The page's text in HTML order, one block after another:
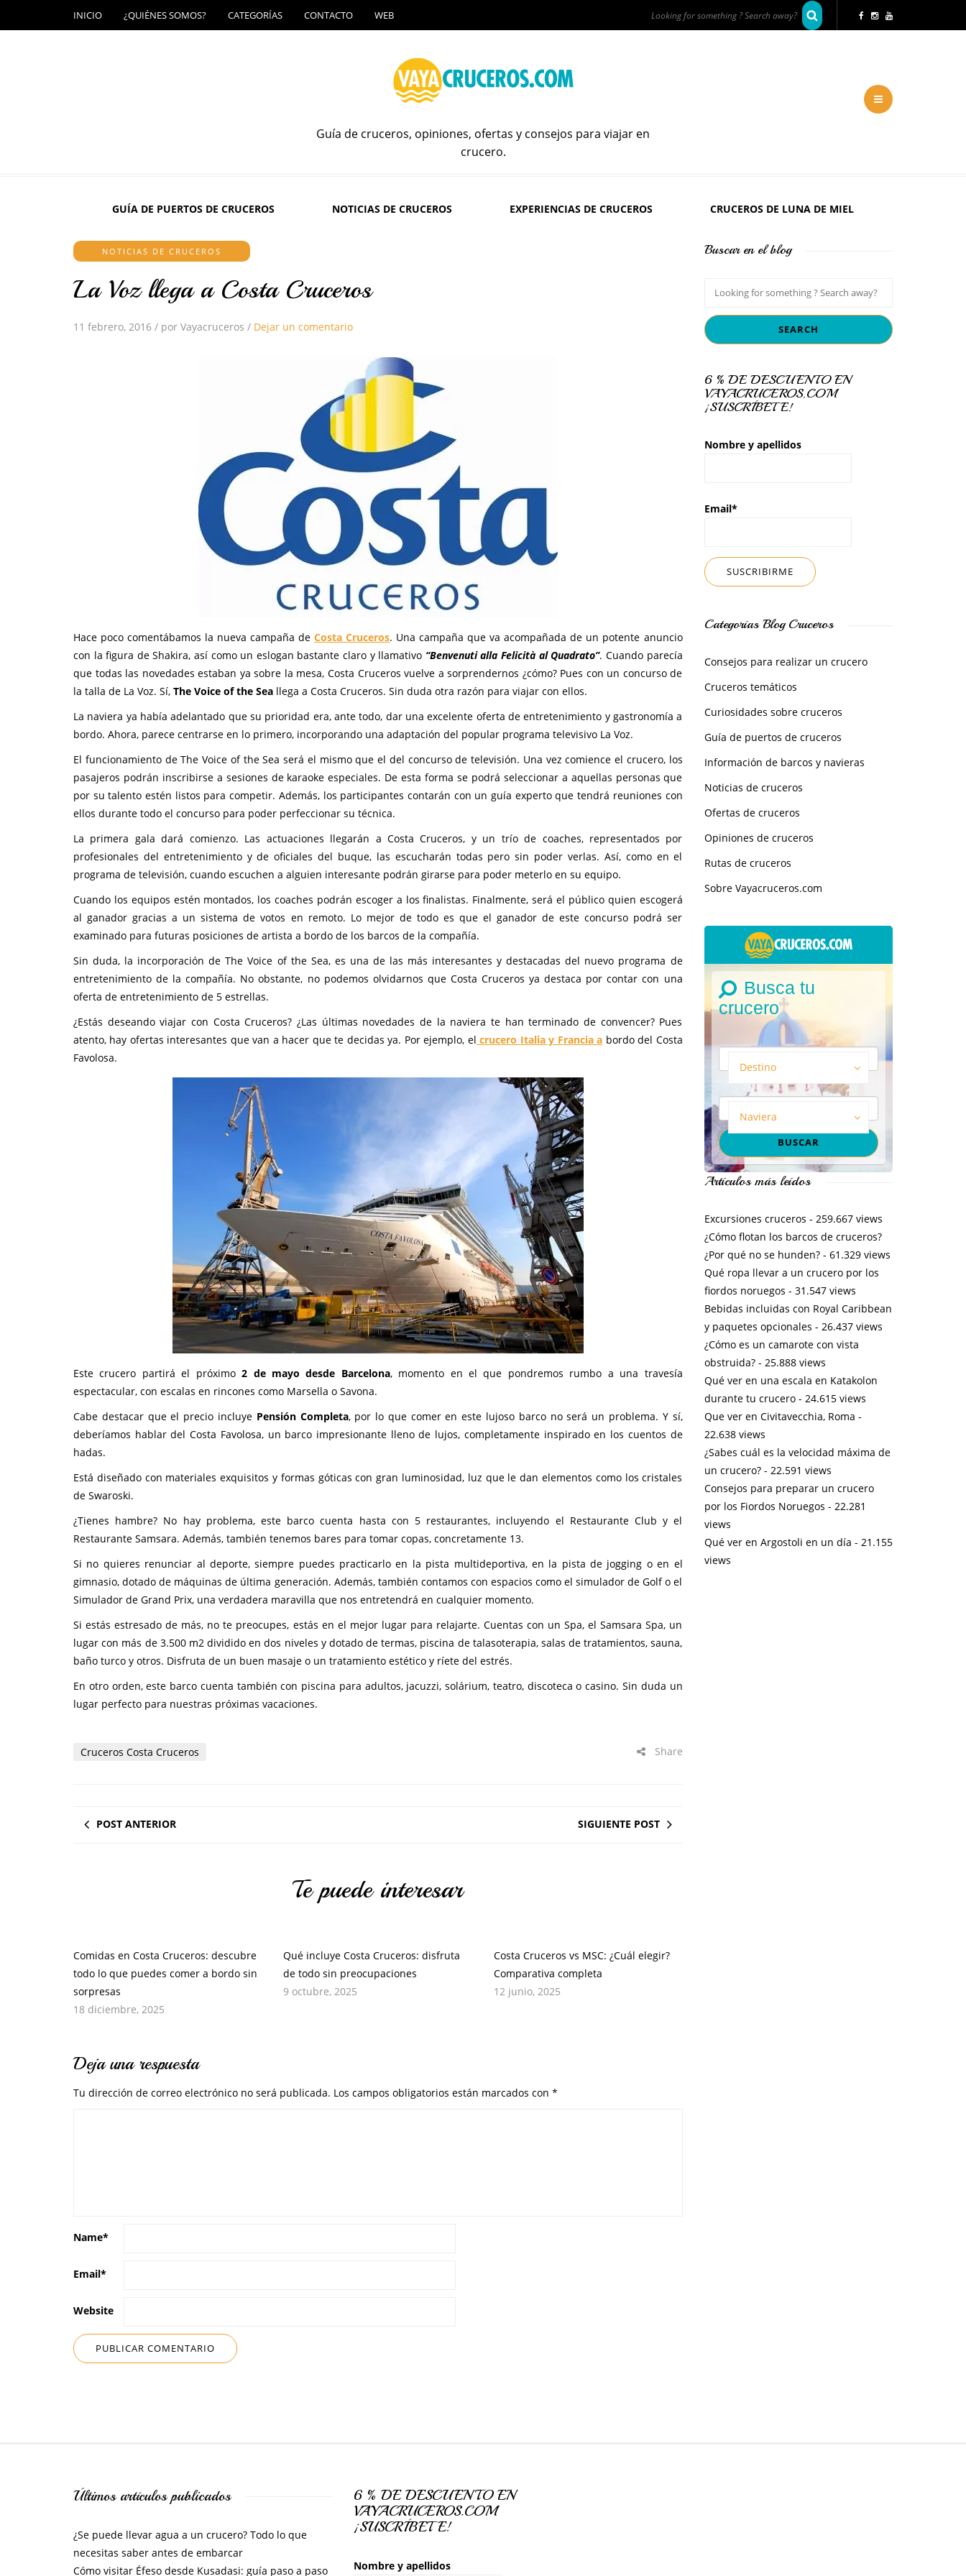
INICIO ¿QUIÉNES SOMOS? CATEGORÍAS CONTACTO WEB
Guía de cruceros, opiniones, ofertas y consejos para viajar en
crucero.
GUÍA DE PUERTOS DE CRUCEROS NOTICIAS DE CRUCEROS EXPERIENCIAS DE CRUCEROS CRUCEROS DE LUNA DE MIEL
NOTICIAS DE CRUCEROS
La Voz llega a Costa Cruceros
11 febrero, 2016 / por Vayacruceros / Dejar un comentario
Hace poco comentábamos la nueva campaña deCosta Cruceros. Una campaña que va acompañada de un potente anuncio
con la figura de Shakira, así como un eslogan bastante claro y llamativo “Benvenuti alla Felicità al Quadrato”. Cuando parecía
que todas las novedades estaban ya sobre la mesa, Costa Cruceros vuelve a sorprendernos ¿cómo? Pues con un concurso de
la talla de La Voz. Sí, The Voice of the Sea llega a Costa Cruceros. Sin duda otra razón para viajar con ellos.
La naviera ya había adelantado que su prioridad era, ante todo, dar una excelente oferta de entretenimiento y gastronomía a
bordo. Ahora, parece centrarse en lo primero, incorporando una adaptación del popular programa televisivo La Voz.
El funcionamiento de The Voice of the Sea será el mismo que el del concurso de televisión. Una vez comience el crucero, los
pasajeros podrán inscribirse a sesiones de karaoke especiales. De esta forma se podrá seleccionar a aquellas personas que
por su talento estén listos para competir. Además, los participantes contarán con un guía experto que tendrá reuniones con
ellos durante todo el concurso para poder perfeccionar su técnica.
La primera gala dará comienzo. Las actuaciones llegarán a Costa Cruceros, y un trío de coaches, representados por
profesionales del entretenimiento y de oficiales del buque, las escucharán todas pero sin poder verlas. Así, como en el
programa de televisión, cuando escuchen a alguien interesante podrán girarse para poder meterlo en su equipo.
Cuando los equipos estén montados, los coaches podrán escoger a los finalistas. Finalmente, será el público quien escogerá
al ganador gracias a un sistema de votos en remoto. Lo mejor de todo es que el ganador de este concurso podrá ser
examinado para futuras posiciones de artista a bordo de los barcos de la compañía.
Sin duda, la incorporación de The Voice of the Sea, es una de las más interesantes y destacadas del nuevo programa de
entretenimiento de la compañía. No obstante, no podemos olvidarnos que Costa Cruceros ya destaca por contar con una
oferta de entretenimiento de 5 estrellas.
¿Estás deseando viajar con Costa Cruceros? ¿Las últimas novedades de la naviera te han terminado de convencer? Pues
atento, hay ofertas interesantes que van a hacer que te decidas ya. Por ejemplo, el crucero Italia y Francia a bordo del Costa
Favolosa.
Este crucero partirá el próximo2 de mayo desde Barcelona, momento en el que pondremos rumbo a una travesía
espectacular, con escalas en rincones como Marsella o Savona.
Cabe destacar que el precio incluye Pensión Completa, por lo que comer en este lujoso barco no será un problema. Y sí,
deberíamos hablar del Costa Favolosa, un barco impresionante lleno de lujos, completamente inspirado en los cuentos de
hadas.
Está diseñado con materiales exquisitos y formas góticas con gran luminosidad, luz que le dan elementos como los cristales
de Swaroski.
¿Tienes hambre? No hay problema, este barco cuenta hasta con 5 restaurantes, incluyendo el Restaurante Club y el
Restaurante Samsara. Además, también tenemos bares para tomar copas, concretamente 13.
Si no quieres renunciar al deporte, siempre puedes practicarlo en la pista multideportiva, en la pista de jogging o en el
gimnasio, dotado de máquinas de última generación. Además, también contamos con espacios como el simulador de Golf o el
Simulador de Grand Prix, una verdadera maravilla que nos entretendrá en cualquier momento.
Si estás estresado de más, no te preocupes, estás en el mejor lugar para relajarte. Cuentas con un Spa, el Samsara Spa, un
lugar con más de 3.500 m2 dividido en dos niveles y dotado de termas, piscina de talasoterapia, salas de tratamientos, sauna,
baño turco y otros. Disfruta de un buen masaje o un tratamiento estético y ríete del estrés.
En otro orden, este barco cuenta también con piscina para adultos, jacuzzi, solárium, teatro, discoteca o casino. Sin duda un
lugar perfecto para nuestras próximas vacaciones.
Cruceros Costa Cruceros Share
POST ANTERIOR SIGUIENTE POST
Te puede interesar
Comidas en Costa Cruceros: descubre
todo lo que puedes comer a bordo sin
sorpresas
18 diciembre, 2025
Qué incluye Costa Cruceros: disfruta
de todo sin preocupaciones
9 octubre, 2025
Costa Cruceros vs MSC: ¿Cuál elegir?
Comparativa completa
12 junio, 2025
Deja una respuesta
Tu dirección de correo electrónico no será publicada. Los campos obligatorios están marcados con *
Name*
Email*
Website
Buscar en el blog
6 % DE DESCUENTO EN
VAYACRUCEROS.COM
¡SUSCRÍBETE!
Nombre y apellidos
Email*
Categorías Blog Cruceros
Consejos para realizar un crucero
Cruceros temáticos
Curiosidades sobre cruceros
Guía de puertos de cruceros
Información de barcos y navieras
Noticias de cruceros
Ofertas de cruceros
Opiniones de cruceros
Rutas de cruceros
Sobre Vayacruceros.com
Busca tu
crucero
Destino
Naviera
Artículos más leídos
Excursiones cruceros - 259.667 views
¿Cómo flotan los barcos de cruceros?
¿Por qué no se hunden?- 61.329 views
Qué ropa llevar a un crucero por los
fiordos noruegos - 31.547 views
Bebidas incluidas con Royal Caribbean
y paquetes opcionales - 26.437 views
¿Cómo es un camarote con vista
obstruida?- 25.888 views
Qué ver en una escala en Katakolon
durante tu crucero- 24.615 views
Que ver en Civitavecchia, Roma -
22.638 views
¿Sabes cuál es la velocidad máxima de
un crucero?- 22.591 views
Consejos para preparar un crucero
por los Fiordos Noruegos - 22.281
views
Qué ver en Argostoli en un día - 21.155
views
Últimos artículos publicados
¿Se puede llevar agua a un crucero? Todo lo que
necesitas saber antes de embarcar
Cómo visitar Éfeso desde Kusadasi: guía paso a paso
6 % DE DESCUENTO EN
VAYACRUCEROS.COM
¡SUSCRÍBETE!
Nombre y apellidos